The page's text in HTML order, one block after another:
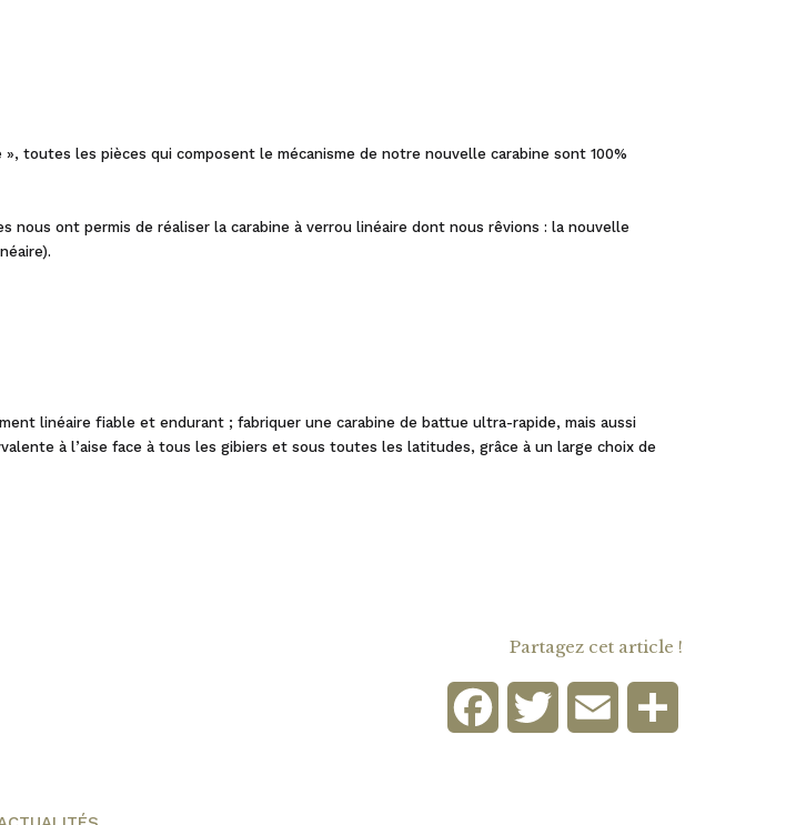
toutes les pièces qui composent le mécanisme de notre nouvelle carabine sont 100%
nous ont permis de réaliser la carabine à verrou linéaire dont nous rêvions : la nouvelle
linéaire fiable et endurant ; fabriquer une carabine de battue ultra-rapide, mais aussi
à l’aise face à tous les gibiers et sous toutes les latitudes, grâce à un large choix de
Partagez cet article !
FacebookTwitter Email